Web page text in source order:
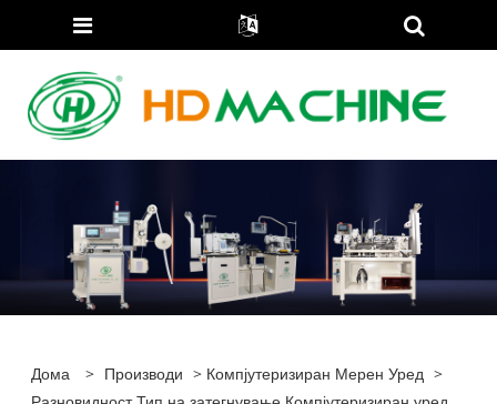
Дома > Производи > Компјутеризиран Мерен Уред >